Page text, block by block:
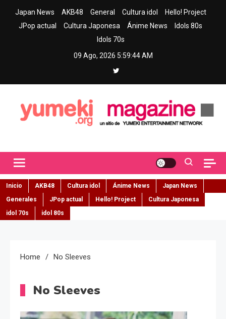
Japan News AKB48 General Cultura idol
Hello! Project
JPop actual
Cultura Japonesa Ánime News
Idols 80s
Idols 70s
09 Ago, 2026 5:59:45 AM
Inicio AKB48 Cultura idol Ánime News
Japan News
Generales
JPop actual Hello! Project
Cultura Japonesa
idol 70s
idol 80s
Home No Sleeves
No Sleeves